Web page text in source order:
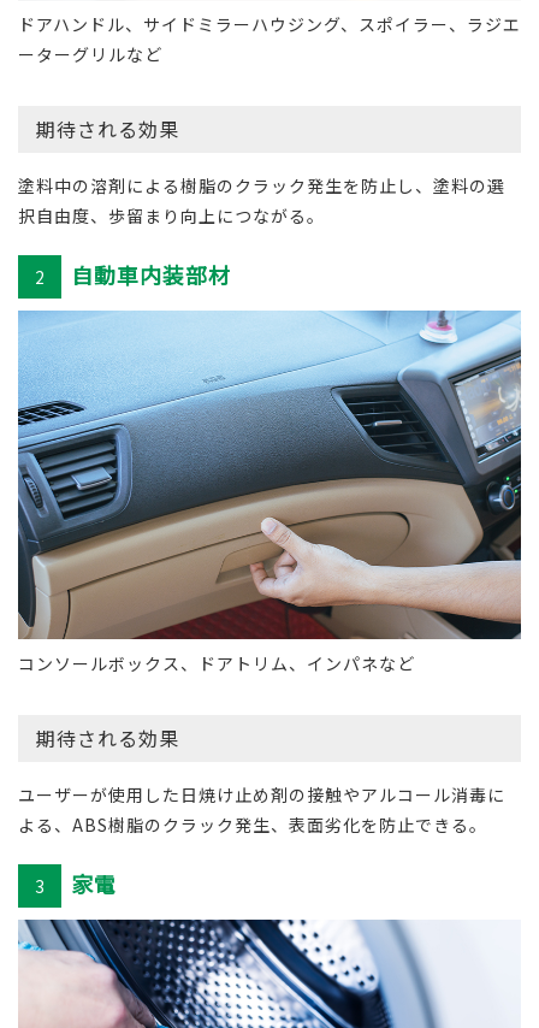
ドアハンドル、サイドミラーハウジング、スポイラー、ラジエ
ーターグリルなど
期待される効果
塗料中の溶剤による樹脂のクラック発生を防止し、塗料の選
択自由度、歩留まり向上につながる。
2 自動車内装部材
コンソールボックス、ドアトリム、インパネなど
期待される効果
ユーザーが使用した日焼け止め剤の接触やアルコール消毒に
よる、ABS樹脂のクラック発生、表面劣化を防止できる。
3 家電